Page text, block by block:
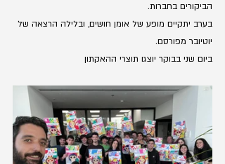
הביקורים בחברות.
בערב יתקיים מופע של אומן חושים, ובלילה הרצאה של
יוטיובר מפורסם.
ביום שני בבוקר יוצגו תוצרי ההאקתון